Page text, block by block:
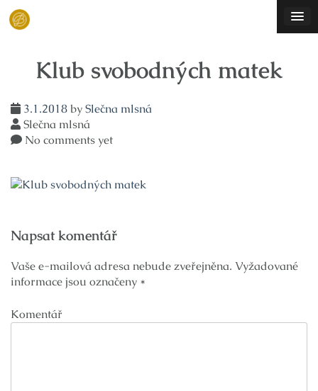
Skip
Klub svobodných matek
3.1.2018bySlečna mlsná
Slečna mlsná
No comments yet
pro
příspěvek
Napsat komentář
Vaše e-mailová adresa nebude zveřejněna. Vyžadované
informace jsou označeny *
Komentář